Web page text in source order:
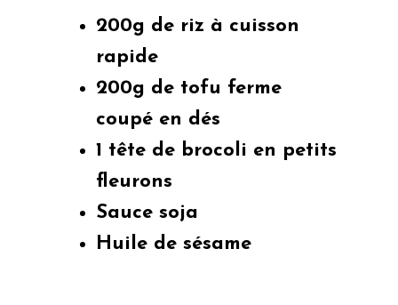
200g de riz à cuisson
rapide
200g de tofu ferme
coupé en dés
1 tête de brocoli en petits
fleurons
Sauce soja
Huile de sésame